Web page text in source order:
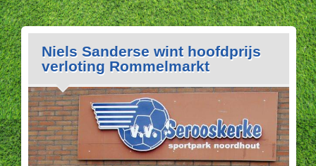
Niels Sanderse wint hoofdprijs
verloting Rommelmarkt